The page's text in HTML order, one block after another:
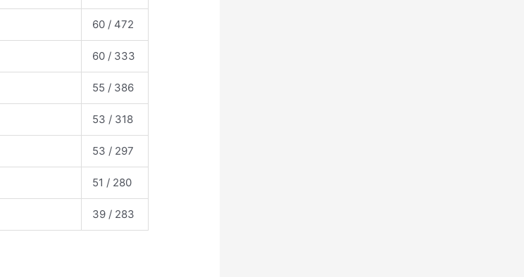
60 / 472
60 / 333
55 / 386
53 / 318
53 / 297
51 / 280
39 / 283